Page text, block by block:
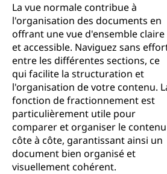
La vue normale contribue à
l'organisation des documents en
offrant une vue d'ensemble claire
et accessible. Naviguez sans
entre les différentes sections, ce
qui facilite la structuration et
l'organisation de votre contenu.
fonction de fractionnement est
particulièrement utile pour
comparer et organiser le contenu
côte à côte, garantissant ainsi un
document bien organisé et
visuellement cohérent.